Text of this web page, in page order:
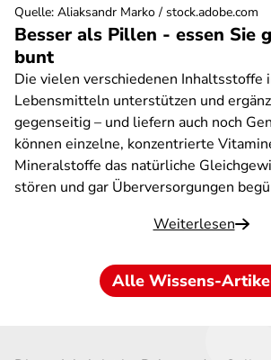
Besser als Pillen - essen Sie
bunt
Die vielen verschiedenen Inhaltsstoffe
Lebensmitteln unterstützen und
gegenseitig – und liefern auch noch
können einzelne, konzentrierte
Mineralstoffe das natürliche
stören und gar Überversorgungen
Weiterlesen
Quelle: Aliaksandr Marko / stock.adobe.com
Alle Wissens-